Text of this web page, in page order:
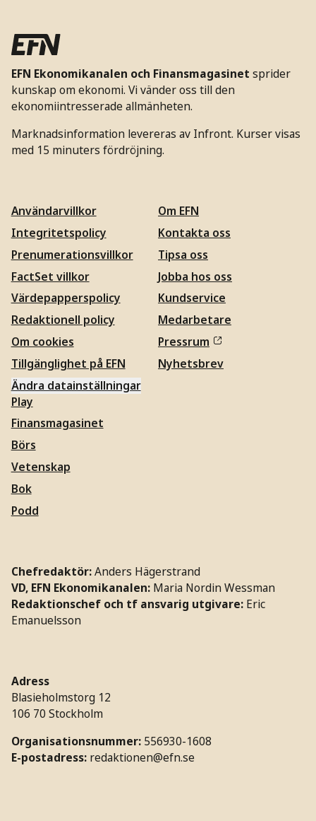
EFN Ekonomikanalen och Finansmagasinet sprider
kunskap om ekonomi. Vi vänder oss till den
ekonomiintresserade allmänheten.
Marknadsinformation levereras av Infront. Kurser visas
med 15 minuters fördröjning.
Användarvillkor
Integritetspolicy
Prenumerationsvillkor
FactSet villkor
Värdepapperspolicy
Redaktionell policy
Om cookies
Tillgänglighet på EFN
Ändra datainställningar
Om EFN
Kontakta oss
Tipsa oss
Jobba hos oss
Kundservice
Medarbetare
Pressrum
Nyhetsbrev
Play
Finansmagasinet
Börs
Vetenskap
Bok
Podd
Chefredaktör:Anders Hägerstrand
VD, EFN Ekonomikanalen: Maria Nordin Wessman
Redaktionschef och tf ansvarig utgivare: Eric
Emanuelsson
Adress
Blasieholmstorg 12
106 70 Stockholm
Organisationsnummer: 556930-1608
E-postadress: redaktionen@efn.se